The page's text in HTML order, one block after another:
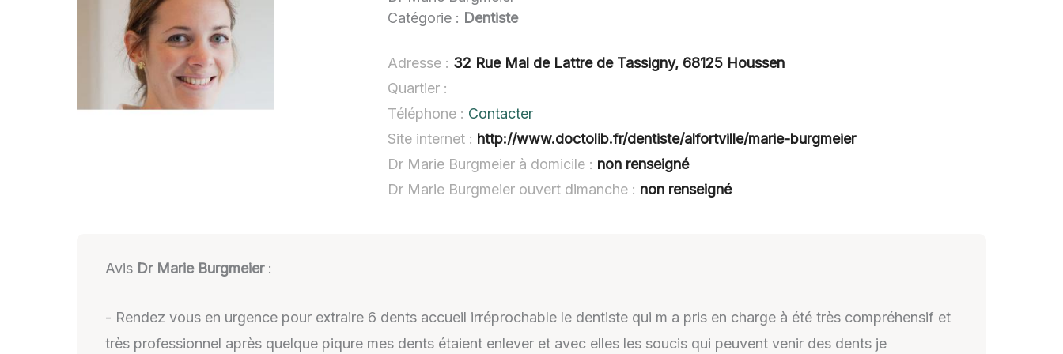
Catégorie : Dentiste
Adresse : 32 Rue Mal de Lattre de Tassigny, 68125 Houssen
Quartier :
Téléphone : Contacter
Site internet : http://www.doctolib.fr/dentiste/alfortville/marie-burgmeier
Dr Marie Burgmeier à domicile : non renseigné
Dr Marie Burgmeier ouvert dimanche : non renseigné
Avis Dr Marie Burgmeier:
- Rendez vous en urgence pour extraire 6 dents accueil irréprochable le dentiste qui m a pris en charge à été très compréhensif et
très professionnel après quelque piqure mes dents étaient enlever et avec elles les soucis qui peuvent venir des dents je